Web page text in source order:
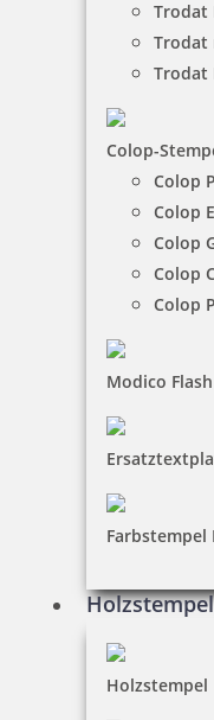
Trodat
Trodat
Trodat
Colop-
Colop
Colop
Colop
Colop
Colop
Modico Flash
Holzstempel
Holzstempel
NACH WUNSCHSTEMPEL
14 Artikel in der
Heri Mini Smartpen